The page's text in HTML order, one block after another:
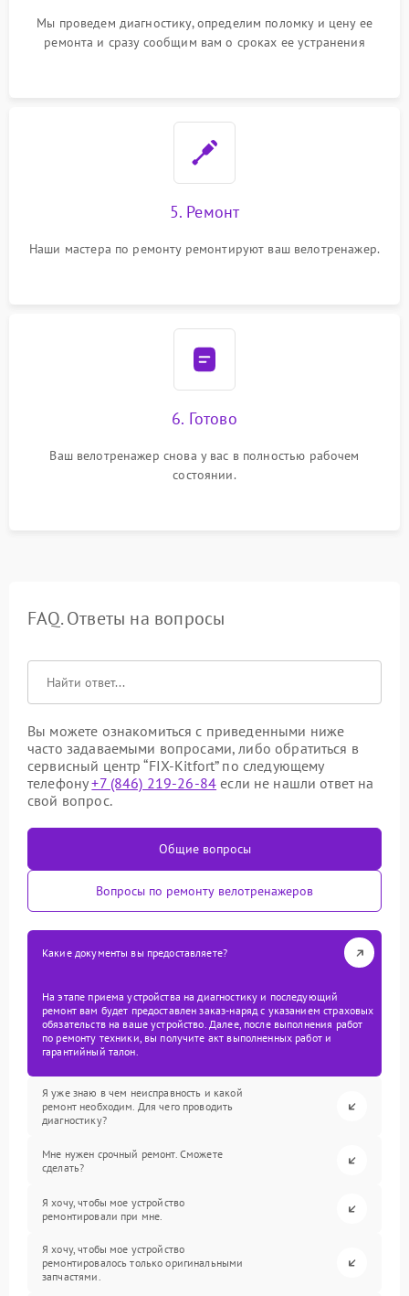
Мы проведем диагностику, определим поломку и цену ее
ремонта и сразу сообщим вам о сроках ее устранения
5. Ремонт
Наши мастера по ремонту ремонтируют ваш велотренажер.
6. Готово
Ваш велотренажер снова у вас в полностью рабочем
состоянии.
FAQ. Ответы на вопросы
Вы можете ознакомиться с приведенными ниже
часто задаваемыми вопросами, либо обратиться в
сервисный центр “FIX-Kitfort” по следующему
телефону+7 (846) 219-26-84 если не нашли ответ на
свой вопрос.
Общие вопросы
Вопросы по ремонту велотренажеров
Какие документы вы предоставляете?
На этапе приема устройства на диагностику и последующий
ремонт вам будет предоставлен заказ-наряд с указанием страховых
обязательств на ваше устройство. Далее, после выполнения работ
по ремонту техники, вы получите акт выполненных работ и
гарантийный талон.
Я уже знаю в чем неисправность и какой
ремонт необходим. Для чего проводить
диагностику?
Мне нужен срочный ремонт. Сможете
сделать?
Я хочу, чтобы мое устройство
ремонтировали при мне.
Я хочу, чтобы мое устройство
ремонтировалось только оригинальными
запчастями.